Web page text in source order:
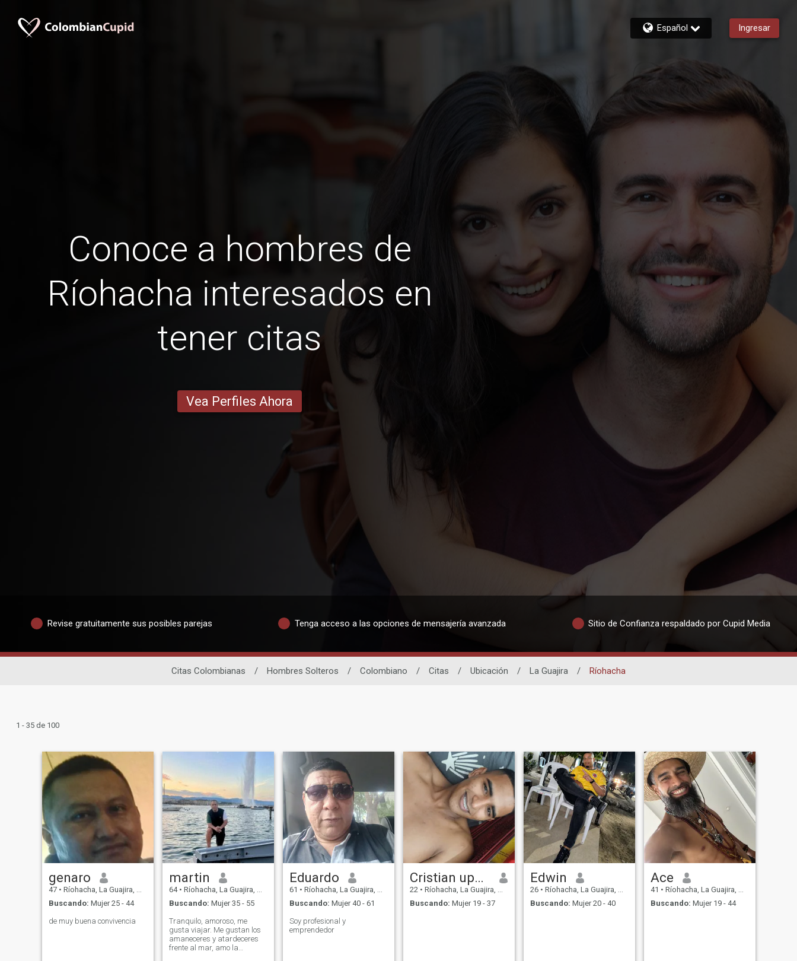
Español Ingresar
Conoce a hombres de
Ríohacha interesados ​​en
tener citas
Vea Perfiles Ahora
Revise gratuitamente sus posibles parejas Tenga acceso a las opciones de mensajería avanzada Sitio de Confianza respaldado por Cupid Media
Citas Colombianas / Hombres Solteros / Colombiano / Citas / Ubicación / La Guajira / Ríohacha
1 - 35 de 100
genaro
47 • Ríohacha, La Guajira, Colombia
Buscando: Mujer 25 - 44
de muy buena convivencia
martin
64 • Ríohacha, La Guajira, Colombia
Buscando: Mujer 35 - 55
Tranquilo, amoroso, me
gusta viajar. Me gustan los
amaneceres y atardeceres
frente al mar, amo la
Eduardo
61 • Ríohacha, La Guajira, Colombia
Buscando: Mujer 40 - 61
Soy profesional y
emprendedor
Cristian upegui
22 • Ríohacha, La Guajira, Colombia
Buscando: Mujer 19 - 37
Edwin
26 • Ríohacha, La Guajira, Colombia
Buscando: Mujer 20 - 40
Ace
41 • Ríohacha, La Guajira, Colombia
Buscando: Mujer 19 - 44